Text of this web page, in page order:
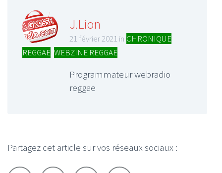
J.Lion
21 février 2021 in CHRONIQUE
REGGAE WEBZINE REGGAE
Programmateur webradio
reggae
Partagez cet article sur vos réseaux sociaux :